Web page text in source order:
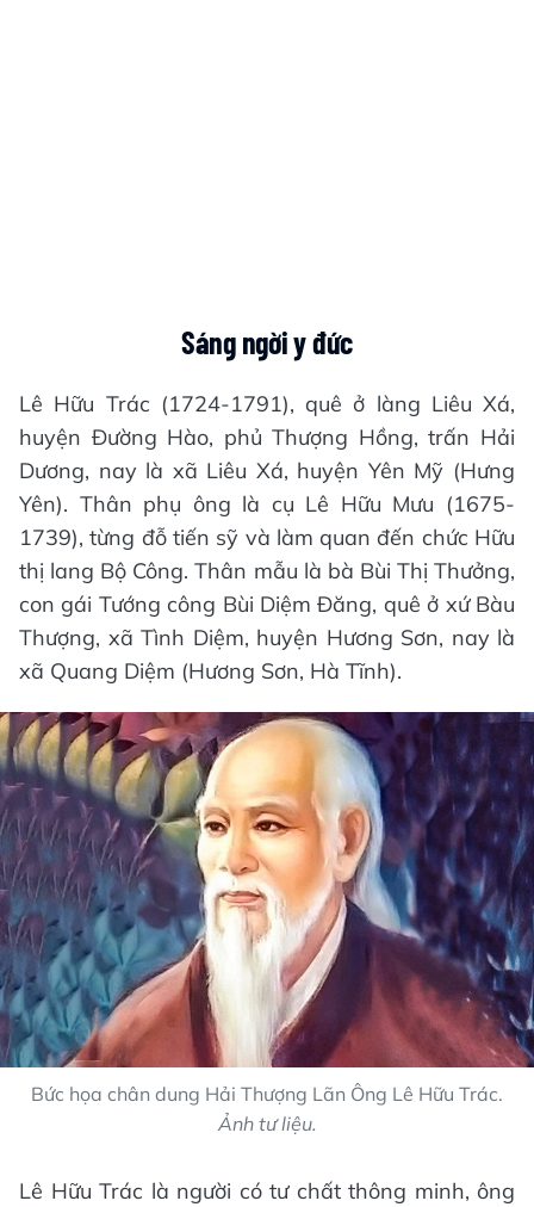
Sáng ngời y đức
Lê Hữu Trác (1724-1791), quê ở làng Liêu Xá,
huyện Đường Hào, phủ Thượng Hồng, trấn Hải
Dương, nay là xã Liêu Xá, huyện Yên Mỹ (Hưng
Yên). Thân phụ ông là cụ Lê Hữu Mưu (1675-
1739), từng đỗ tiến sỹ và làm quan đến chức Hữu
thị lang Bộ Công. Thân mẫu là bà Bùi Thị Thưởng,
con gái Tướng công Bùi Diệm Đăng, quê ở xứ Bàu
Thượng, xã Tình Diệm, huyện Hương Sơn, nay là
xã Quang Diệm (Hương Sơn, Hà Tĩnh).
Bức họa chân dung Hải Thượng Lãn Ông Lê Hữu Trác.
Ảnh tư liệu.
Lê Hữu Trác là người có tư chất thông minh, ông